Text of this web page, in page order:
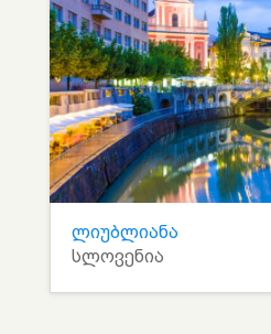
ლიუბლიანა
სლოვენია